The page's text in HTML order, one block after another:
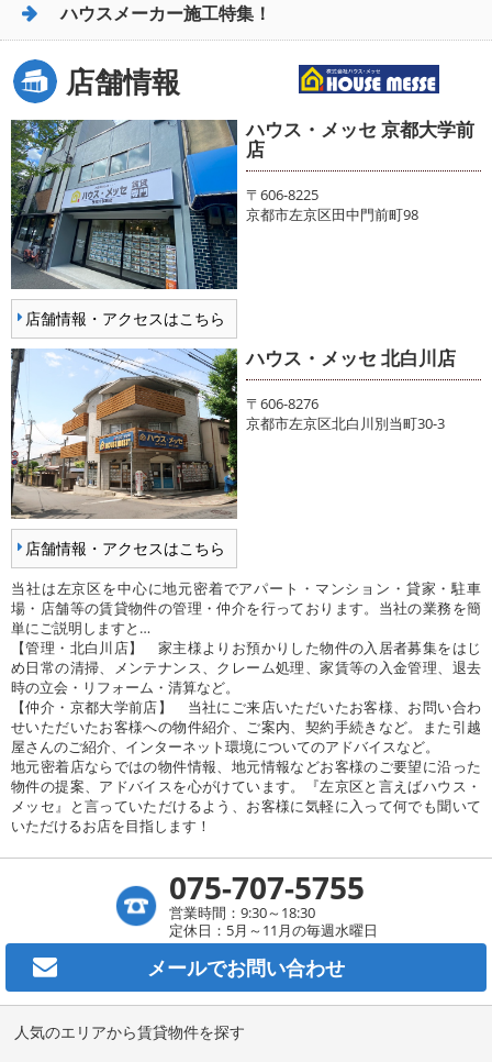
ハウスメーカー施工特集！
店舗情報
店舗情報・アクセスはこちら
ハウス・メッセ 京都大学前
店
〒606-8225
京都市左京区田中門前町98
店舗情報・アクセスはこちら
ハウス・メッセ 北白川店
〒606-8276
京都市左京区北白川別当町30-3
当社は左京区を中心に地元密着でアパート・マンション・貸家・駐車
場・店舗等の賃貸物件の管理・仲介を行っております。当社の業務を簡
単にご説明しますと…
【管理・北白川店】 家主様よりお預かりした物件の入居者募集をはじ
め日常の清掃、メンテナンス、クレーム処理、家賃等の入金管理、退去
時の立会・リフォーム・清算など。
【仲介・京都大学前店】 当社にご来店いただいたお客様、お問い合わ
せいただいたお客様への物件紹介、ご案内、契約手続きなど。また引越
屋さんのご紹介、インターネット環境についてのアドバイスなど。
地元密着店ならではの物件情報、地元情報などお客様のご要望に沿った
物件の提案、アドバイスを心がけています。『左京区と言えばハウス・
メッセ』と言っていただけるよう、お客様に気軽に入って何でも聞いて
いただけるお店を目指します！
075-707-5755
営業時間：9:30～18:30
定休日：5月～11月の毎週水曜日
メールでお問い合わせ
人気のエリアから賃貸物件を探す